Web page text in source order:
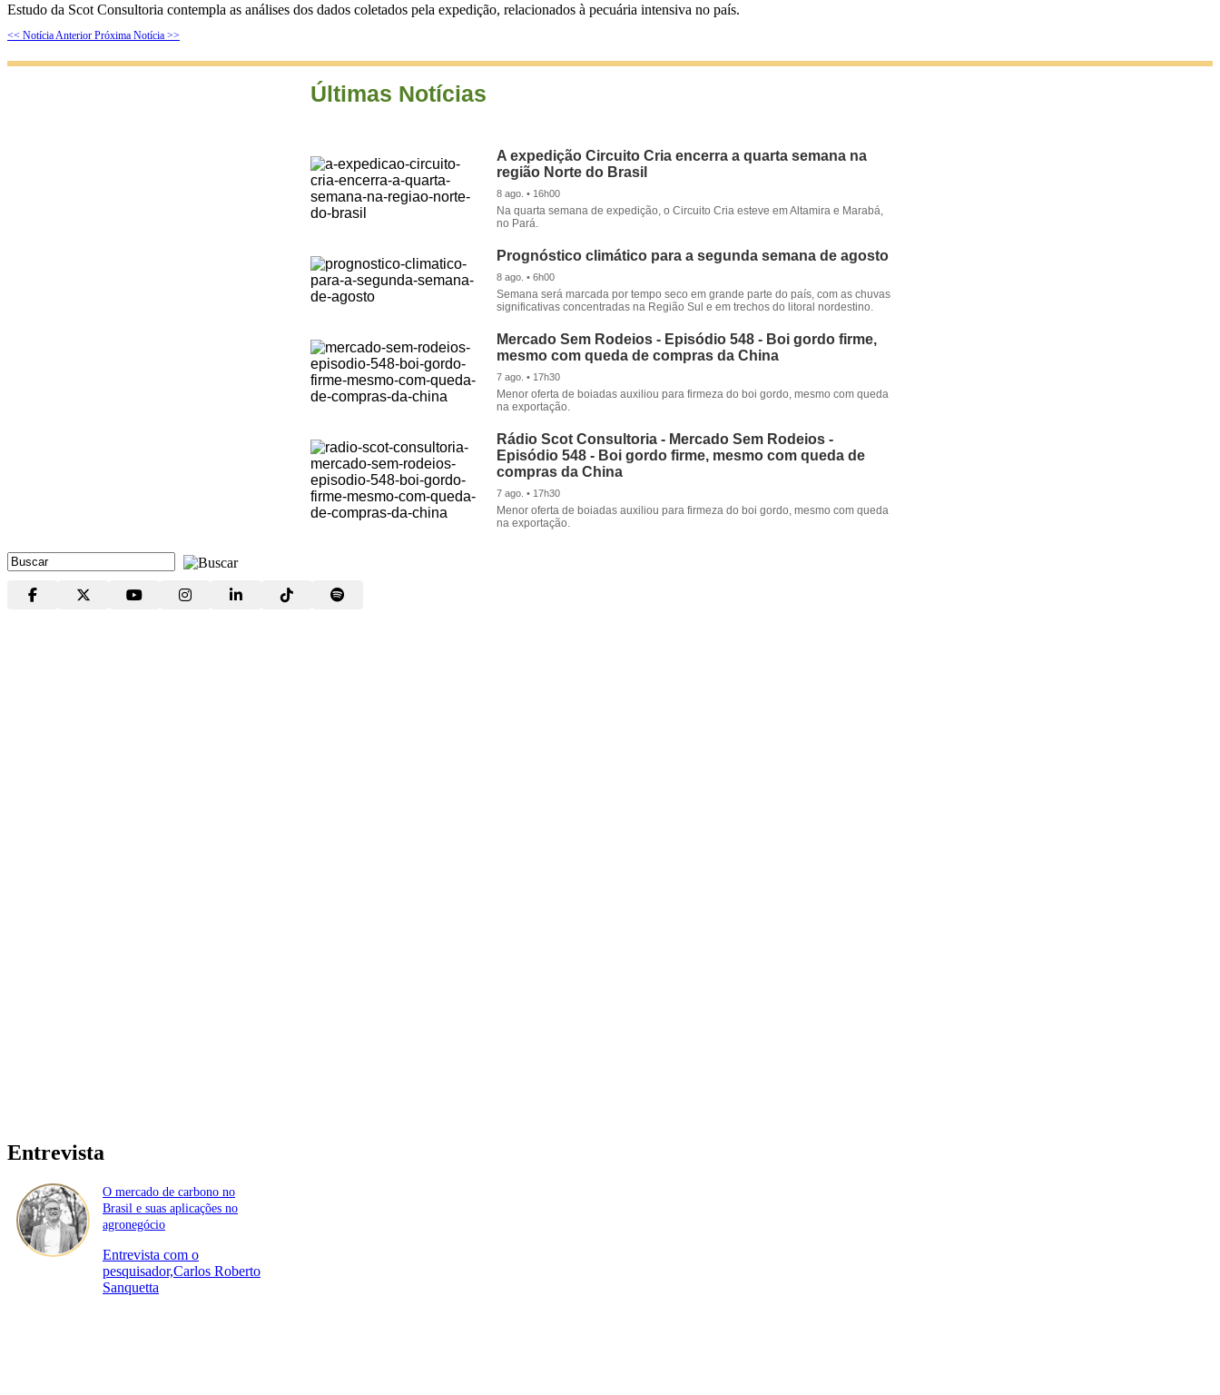
Estudo da Scot Consultoria contempla as análises dos dados coletados pela expedição, relacionados à pecuária intensiva no país.
<< Notícia Anterior Próxima Notícia >>
Últimas Notícias
A expedição Circuito Cria encerra a quarta semana na
região Norte do Brasil
8 ago. • 16h00
Na quarta semana de expedição, o Circuito Cria esteve em Altamira e Marabá,
no Pará.
Prognóstico climático para a segunda semana de agosto
8 ago. • 6h00
Semana será marcada por tempo seco em grande parte do país, com as chuvas
significativas concentradas na Região Sul e em trechos do litoral nordestino.
Mercado Sem Rodeios - Episódio 548 - Boi gordo firme,
mesmo com queda de compras da China
7 ago. • 17h30
Menor oferta de boiadas auxiliou para firmeza do boi gordo, mesmo com queda
na exportação.
Rádio Scot Consultoria - Mercado Sem Rodeios -
Episódio 548 - Boi gordo firme, mesmo com queda de
compras da China
7 ago. • 17h30
Menor oferta de boiadas auxiliou para firmeza do boi gordo, mesmo com queda
na exportação.
Entrevista
O mercado de carbono no
Brasil e suas aplicações no
agronegócio
Entrevista com o
pesquisador,Carlos Roberto
Sanquetta